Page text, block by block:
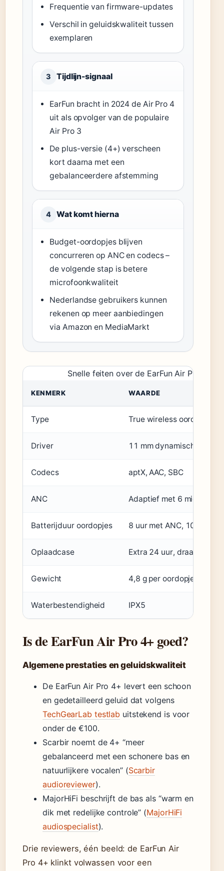
Frequentie van firmware-updates
Verschil in geluidskwaliteit tussen
exemplaren
3 Tijdlijn-signaal
EarFun bracht in 2024 de Air Pro 4
uit als opvolger van de populaire
Air Pro 3
De plus-versie (4+) verscheen
kort daarna met een
gebalanceerdere afstemming
4 Wat komt hierna
Budget-oordopjes blijven
concurreren op ANC en codecs –
de volgende stap is betere
microfoonkwaliteit
Nederlandse gebruikers kunnen
rekenen op meer aanbiedingen
via Amazon en MediaMarkt
Snelle feiten over de EarFun Air Pro 4
KENMERK WAARDE
Type True wireless oordopjes
Driver 11 mm dynamisch
Codecs aptX, AAC, SBC
ANC Adaptief met 6
Batterijduur oordopjes 8 uur met ANC, 10 uur
Oplaadcase Extra 24 uur, draadloos
Gewicht 4,8 g per oordopje
Waterbestendigheid IPX5
Is de EarFun Air Pro 4+ goed?
Algemene prestaties en geluidskwaliteit
De EarFun Air Pro 4+ levert een schoon
en gedetailleerd geluid dat volgens
TechGearLab testlab uitstekend is voor
onder de €100.
Scarbir noemt de 4+ “meer
gebalanceerd met een schonere bas en
natuurlijkere vocalen” (Scarbir
audioreviewer).
MajorHiFi beschrijft de bas als “warm en
dik met redelijke controle” (MajorHiFi
audiospecialist).
Drie reviewers, één beeld: de EarFun Air
Pro 4+ klinkt volwassen voor een